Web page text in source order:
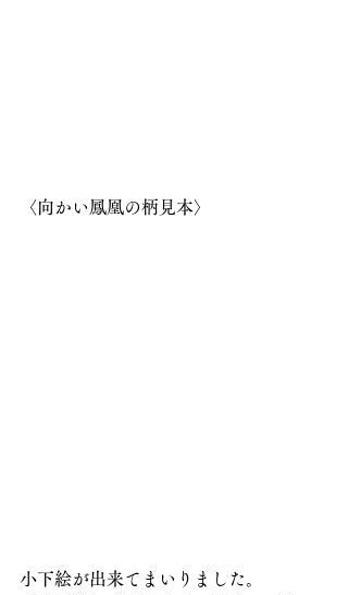
〈向かい鳳凰の柄見本〉
小下絵が出来てまいりました。